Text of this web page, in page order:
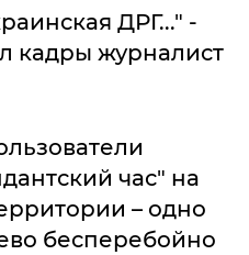
ДРГ..." -
кадры журналист
час" на
– одно
бесперебойно